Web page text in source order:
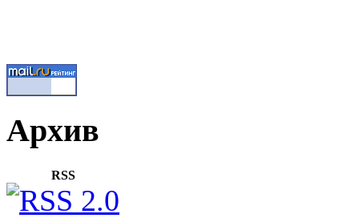
Архив
RSS